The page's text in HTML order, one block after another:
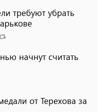
требуют убрать
начнут считать
от Терехова за